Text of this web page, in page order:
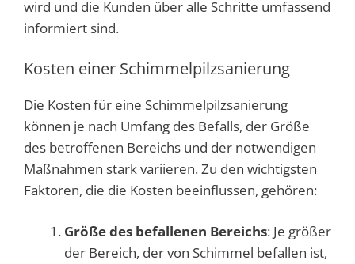
wird und die Kunden über alle Schritte umfassend
informiert sind.
Kosten einer Schimmelpilzsanierung
Die Kosten für eine Schimmelpilzsanierung
können je nach Umfang des Befalls, der Größe
des betroffenen Bereichs und der notwendigen
Maßnahmen stark variieren. Zu den wichtigsten
Faktoren, die die Kosten beeinflussen, gehören:
Größe des befallenen Bereichs: Je größer
der Bereich, der von Schimmel befallen ist,